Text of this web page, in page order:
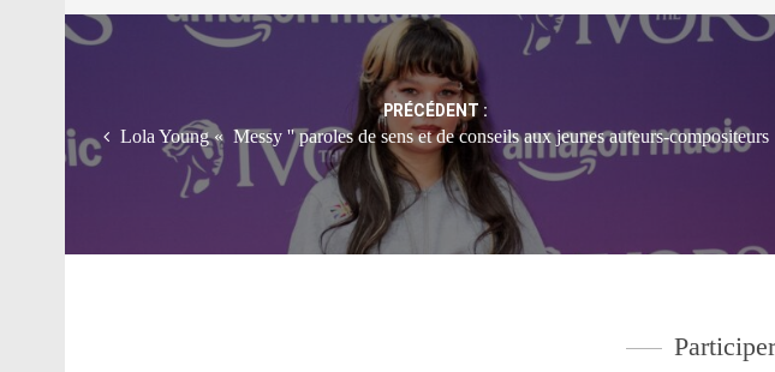
Post
PRÉCÉDENT :
Lola Young « Messy '' paroles de sens et de conseils aux jeunes auteurs-compositeurs